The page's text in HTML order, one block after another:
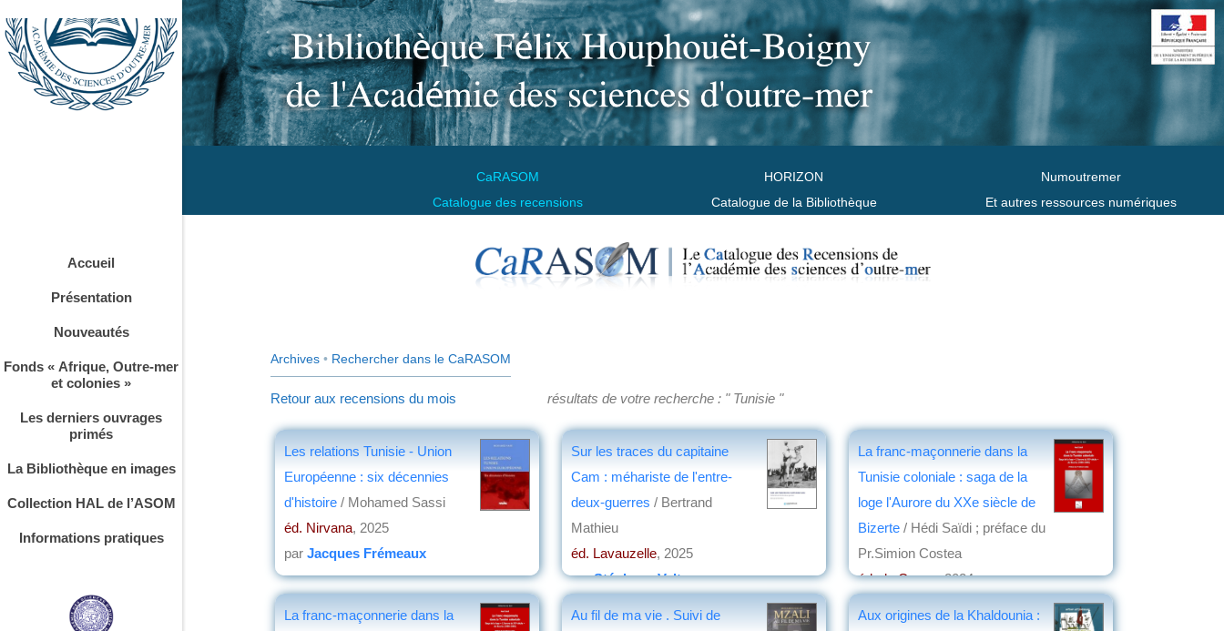
CaRASOM
Catalogue des recensions
HORIZON
Catalogue de la Bibliothèque
Numoutremer
Et autres ressources numériques
Accueil
Présentation
Nouveautés
Fonds « Afrique, Outre-mer
et colonies »
Les derniers ouvrages
primés
La Bibliothèque en images
Collection HAL de l’ASOM
Informations pratiques
Archives • Rechercher dans le CaRASOM
Retour aux recensions du mois résultats de votre recherche : " Tunisie "
Les relations Tunisie - Union
Européenne : six décennies
d'histoire / Mohamed Sassi
éd. Nirvana, 2025
par Jacques Frémeaux
Sur les traces du capitaine
Cam : méhariste de l'entre-
deux-guerres / Bertrand
Mathieu
éd. Lavauzelle, 2025
parStéphane Valter
La franc-maçonnerie dans la
Tunisie coloniale : saga de la
loge l'Aurore du XXe siècle de
Bizerte / Hédi Saïdi ; préface du
Pr.Simion Costea
éd. du Cygne, 2024
La franc-maçonnerie dans la
Au fil de ma vie . Suivi de
Aux origines de la Khaldounia :